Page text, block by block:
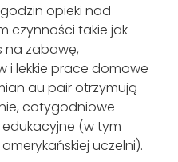
opieki nad
czynności takie jak
na zabawę,
i lekkie prace domowe
au pair otrzymują
cotygodniowe
(w tym
uczelni).